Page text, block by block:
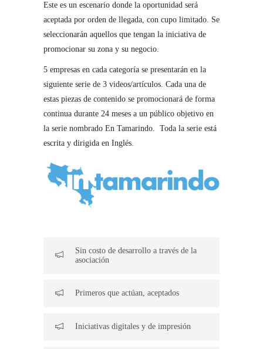
Este es un escenario donde la oportunidad será
aceptada por orden de llegada, con cupo limitado. Se
seleccionarán aquellos que tengan la iniciativa de
promocionar su zona y su negocio.
5 empresas en cada categoría se presentarán en la
siguiente serie de 3 videos/artículos. Cada una de
estas piezas de contenido se promocionará de forma
continua durante 24 meses a un público objetivo en
la serie nombrado En Tamarindo. Toda la serie está
escrita y dirigida en Inglés.
Sin costo de desarrollo a través de la
asociación
Primeros que actúan, aceptados
Iniciativas digitales y de impresión